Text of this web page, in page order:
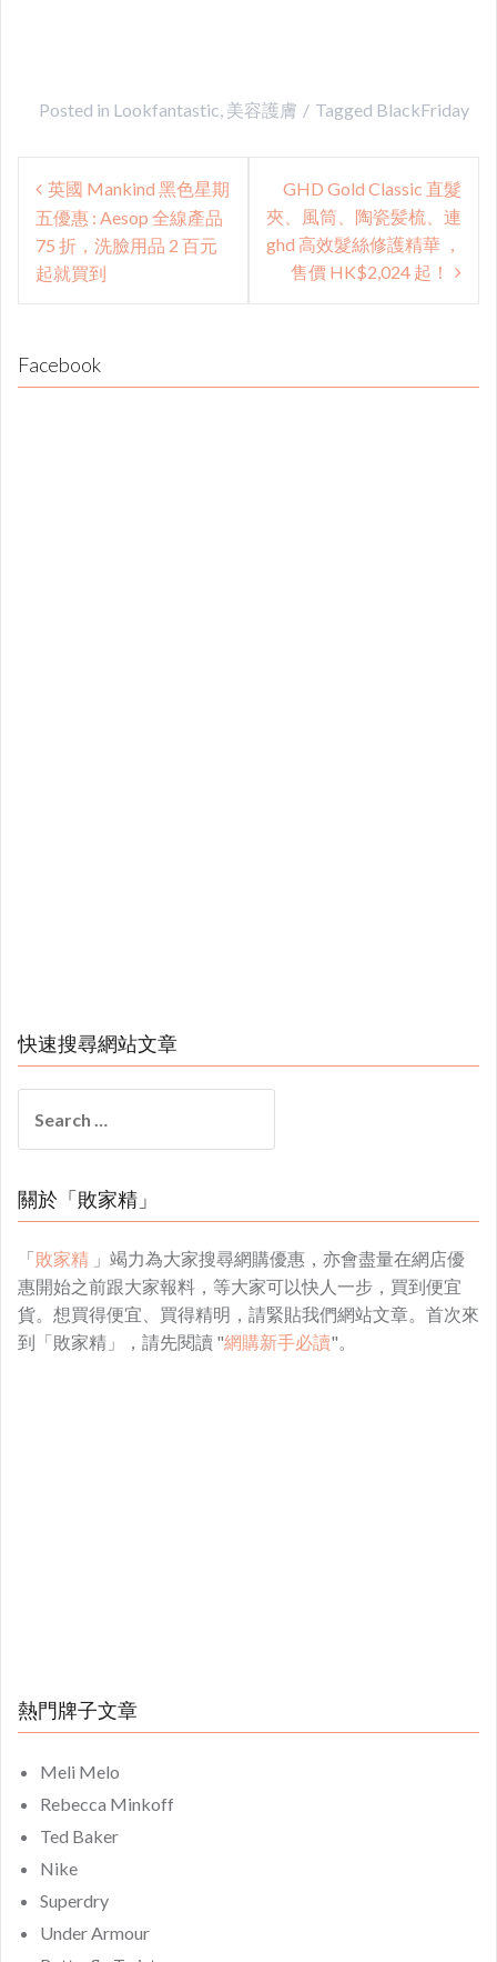
Posted in Lookfantastic, 美容護膚 Tagged BlackFriday
Post
navigation
英國 Mankind 黑色星期
五優惠 : Aesop 全線產品
75 折，洗臉用品 2 百元
起就買到
GHD Gold Classic 直髮
夾、風筒、陶瓷髪梳、連
ghd 高效髮絲修護精華 ，
售價 HK$2,024 起！
Facebook
快速搜尋網站文章
for:
關於「敗家精」
「敗家精 」竭力為大家搜尋網購優惠，亦會盡量在網店優
惠開始之前跟大家報料，等大家可以快人一步，買到便宜
貨。想買得便宜、買得精明，請緊貼我們網站文章。首次來
到「敗家精」，請先閱讀 "網購新手必讀"。
熱門牌子文章
Meli Melo
Rebecca Minkoff
Ted Baker
Nike
Superdry
Under Armour